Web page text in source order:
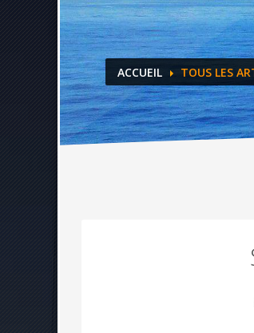
ACCUEIL TOUS LES